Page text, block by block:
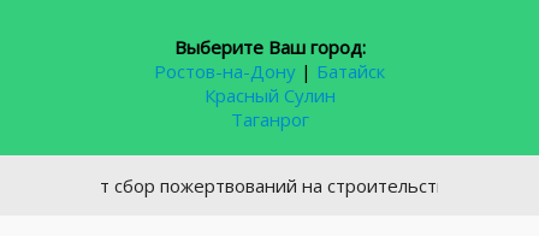
Выберите Ваш город:
Ростов-на-Дону | Батайск
Красный Сулин
Таганрог
сбор пожертвований на строительство храма в